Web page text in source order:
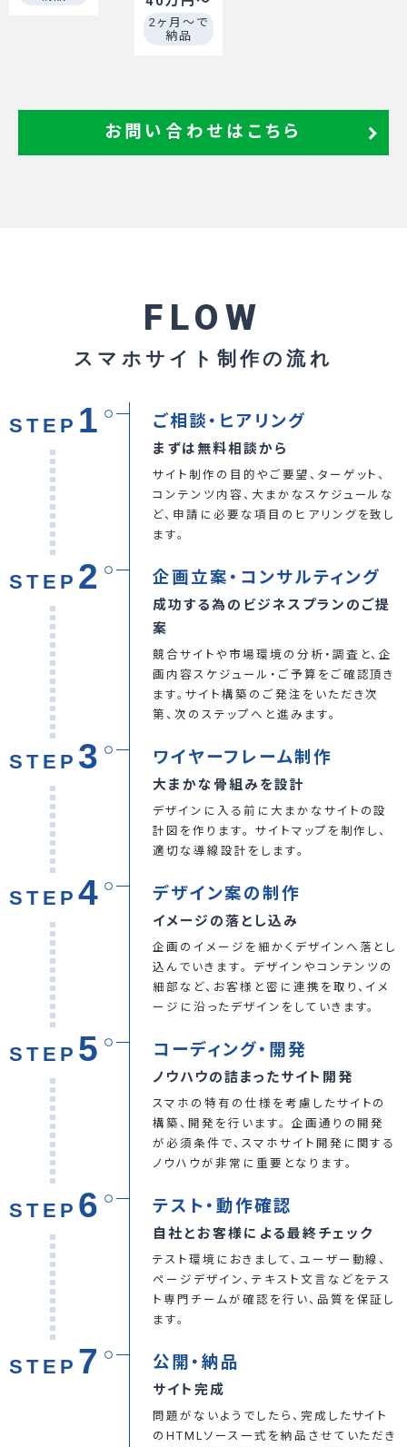
2ヶ月～で
納品
お問い合わせはこちら
FLOW
スマホサイト制作の流れ
STEP 1 ご相談・ヒアリング
まずは無料相談から
サイト制作の目的やご要望、ターゲット、
コンテンツ内容、大まかなスケジュールな
ど、申請に必要な項目のヒアリングを致し
ます。
STEP 2 企画立案・コンサルティング
成功する為のビジネスプランのご提
案
競合サイトや市場環境の分析・調査と、企
画内容スケジュール・ご予算をご確認頂き
ます。サイト構築のご発注をいただき次
第、次のステップへと進みます。
STEP 3 ワイヤーフレーム制作
大まかな骨組みを設計
デザインに入る前に大まかなサイトの設
計図を作ります。 サイトマップを制作し、
適切な導線設計をします。
STEP 4 デザイン案の制作
イメージの落とし込み
企画のイメージを細かくデザインへ落とし
込んでいきます。 デザインやコンテンツの
細部など、お客様と密に連携を取り、イメ
ージに沿ったデザインをしていきます。
STEP 5 コーディング・開発
ノウハウの詰まったサイト開発
スマホの特有の仕様を考慮したサイトの
構築、開発を行います。 企画通りの開発
が必須条件で、スマホサイト開発に関する
ノウハウが非常に重要となります。
STEP 6 テスト・動作確認
自社とお客様による最終チェック
テスト環境におきまして、ユーザー動線、
ページデザイン、テキスト文言などをテス
ト専門チームが確認を行い、品質を保証し
ます。
STEP 7 公開・納品
サイト完成
問題がないようでしたら、完成したサイト
のHTMLソース一式を納品させていただき